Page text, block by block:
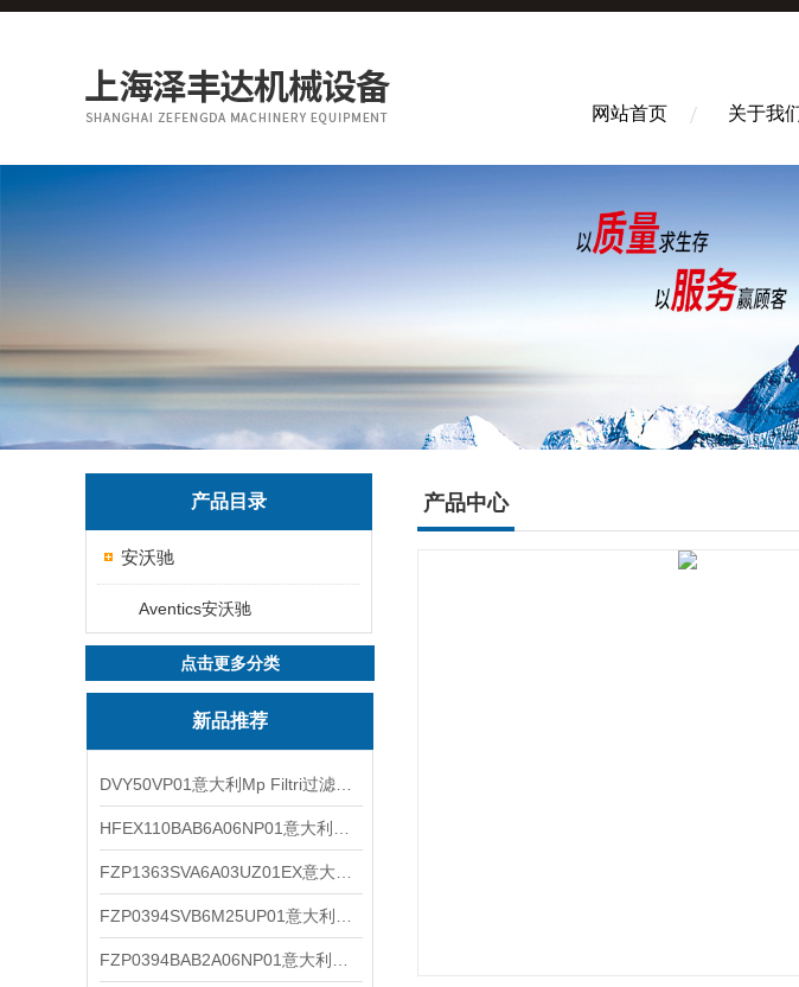
网站首页 关于我
产品目录
安沃驰
Aventics安沃驰
点击更多分类
新品推荐
产品中心